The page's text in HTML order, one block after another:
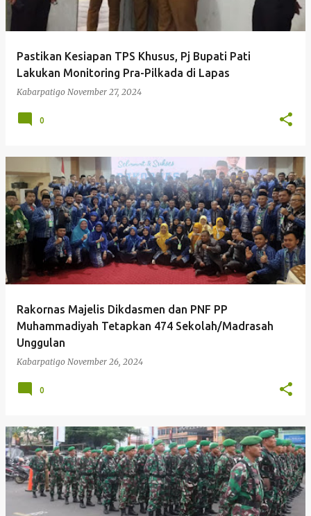
Pastikan Kesiapan TPS Khusus, Pj Bupati Pati
Lakukan Monitoring Pra-Pilkada di Lapas
Kabarpatigo November 27, 2024
0
Rakornas Majelis Dikdasmen dan PNF PP
Muhammadiyah Tetapkan 474 Sekolah/Madrasah
Unggulan
Kabarpatigo November 26, 2024
0